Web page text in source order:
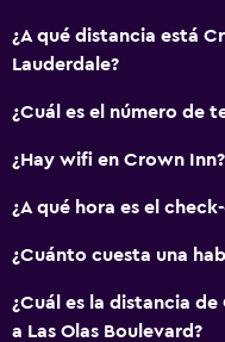
Estacionamiento
Despertador
Escritorio
¿A qué distancia está
Lauderdale?
¿Cuál es el número de
¿Hay wifi en Crown Inn?
¿A qué hora es el
¿Cuánto cuesta una
¿Cuál es la distancia
a Las Olas Boulevard?